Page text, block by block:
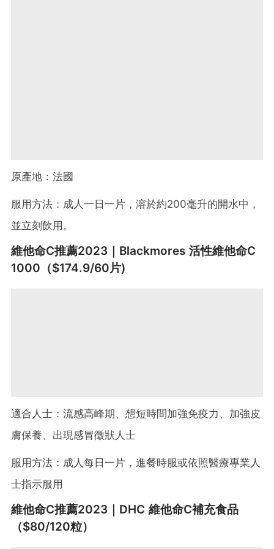
原產地：法國
服用方法：成人一日一片，溶於約200毫升的開水中，
並立刻飲用。
維他命C推薦2023｜Blackmores 活性維他命C
1000（$174.9/60片)
適合人士：流感高峰期、想短時間加強免疫力、加強皮
膚保養、出現感冒徵狀人士
服用方法：成人每日一片，進餐時服或依照醫療專業人
士指示服用
維他命C推薦2023｜DHC 維他命C補充食品
（$80/120粒）